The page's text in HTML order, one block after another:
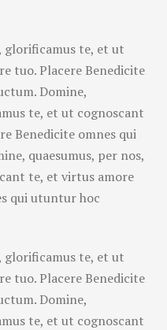
glorificamus te, et ut
tuo. Placere Benedicite
Domine,
te, et ut cognoscant
Benedicite omnes qui
quaesumus, per nos,
te, et virtus amore
qui utuntur hoc
glorificamus te, et ut
tuo. Placere Benedicite
Domine,
te, et ut cognoscant